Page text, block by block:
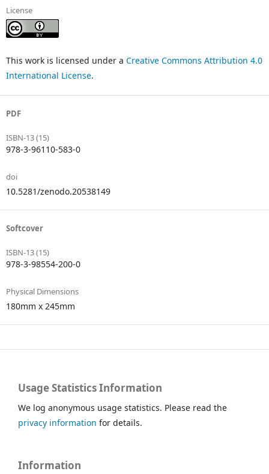
License
This work is licensed under a Creative Commons Attribution 4.0
International License.
PDF
ISBN-13 (15)
978-3-96110-583-0
doi
10.5281/zenodo.20538149
Softcover
ISBN-13 (15)
978-3-98554-200-0
Physical Dimensions
180mm x 245mm
Usage Statistics Information
We log anonymous usage statistics. Please read the
privacy information for details.
Information